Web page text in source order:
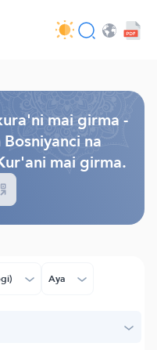
- API
mai girma -
na
mai girma.
Aya